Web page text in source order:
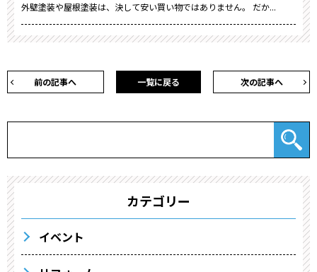
外壁塗装や屋根塗装は、決して安い買い物ではありません。 だか...
前の記事へ 次の記事へ
一覧に戻る
カテゴリー
イベント